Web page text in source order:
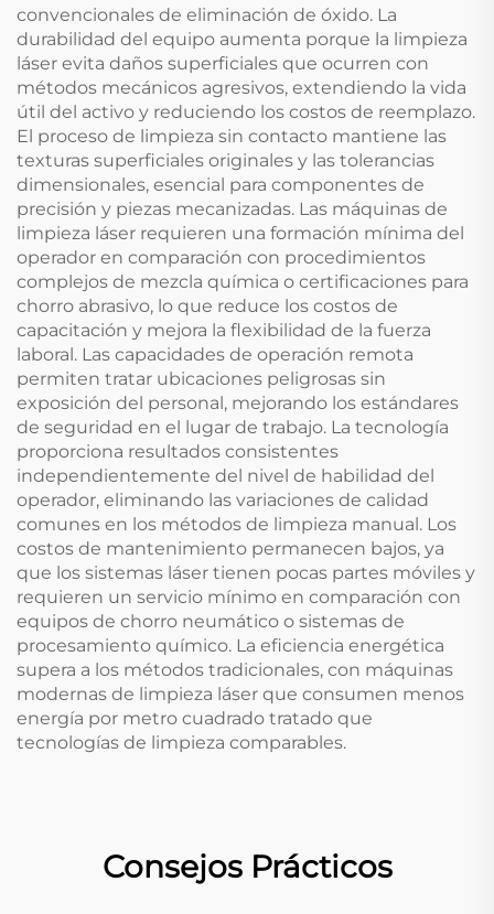
convencionales de eliminación de óxido. La
durabilidad del equipo aumenta porque la limpieza
láser evita daños superficiales que ocurren con
métodos mecánicos agresivos, extendiendo la vida
útil del activo y reduciendo los costos de reemplazo.
El proceso de limpieza sin contacto mantiene las
texturas superficiales originales y las tolerancias
dimensionales, esencial para componentes de
precisión y piezas mecanizadas. Las máquinas de
limpieza láser requieren una formación mínima del
operador en comparación con procedimientos
complejos de mezcla química o certificaciones para
chorro abrasivo, lo que reduce los costos de
capacitación y mejora la flexibilidad de la fuerza
laboral. Las capacidades de operación remota
permiten tratar ubicaciones peligrosas sin
exposición del personal, mejorando los estándares
de seguridad en el lugar de trabajo. La tecnología
proporciona resultados consistentes
independientemente del nivel de habilidad del
operador, eliminando las variaciones de calidad
comunes en los métodos de limpieza manual. Los
costos de mantenimiento permanecen bajos, ya
que los sistemas láser tienen pocas partes móviles y
requieren un servicio mínimo en comparación con
equipos de chorro neumático o sistemas de
procesamiento químico. La eficiencia energética
supera a los métodos tradicionales, con máquinas
modernas de limpieza láser que consumen menos
energía por metro cuadrado tratado que
tecnologías de limpieza comparables.
Consejos Prácticos